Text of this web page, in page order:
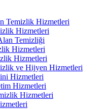
Temizlik Hizmetleri
Hizmetleri
Temizliği
Hizmetleri
Hizmetleri
ve Hijyen Hizmetleri
Hizmetleri
Hizmetleri
Hizmetleri